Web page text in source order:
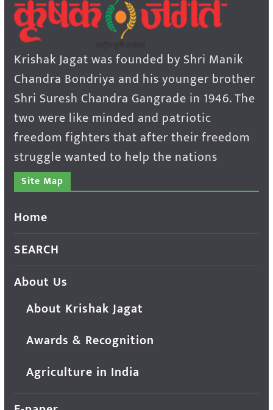
Krishak Jagat was founded by Shri Manik
Chandra Bondriya and his younger brother
Shri Suresh Chandra Gangrade in 1946. The
two were like minded and patriotic
freedom fighters that after their freedom
struggle wanted to help the nations
Site Map
Home
SEARCH
About Us
About Krishak Jagat
Awards & Recognition
Agriculture in India